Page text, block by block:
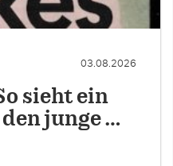
03.08.2026
sieht ein
junge …